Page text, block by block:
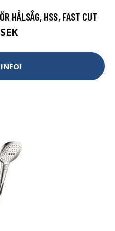
HÅLSÅG, HSS, FAST CUT